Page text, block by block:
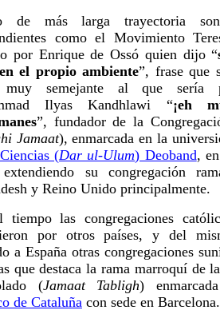
de más larga trayectoria son
como el Movimiento
por Enrique de Ossó quien dijo “
el propio ambiente”, frase que
muy semejante al que sería
Ilyas Kandhlawi “¡eh
”, fundador de la
Jamaat), enmarcada en la
(Dar ul-Ulum) Deoband,
su congregación
y Reino Unido principalmente.
tiempo las congregaciones
por otros países, y del
a España otras congregaciones
que destaca la rama marroquí de
(Jamaat Tabligh)
de Cataluña con sede en Barcelona.